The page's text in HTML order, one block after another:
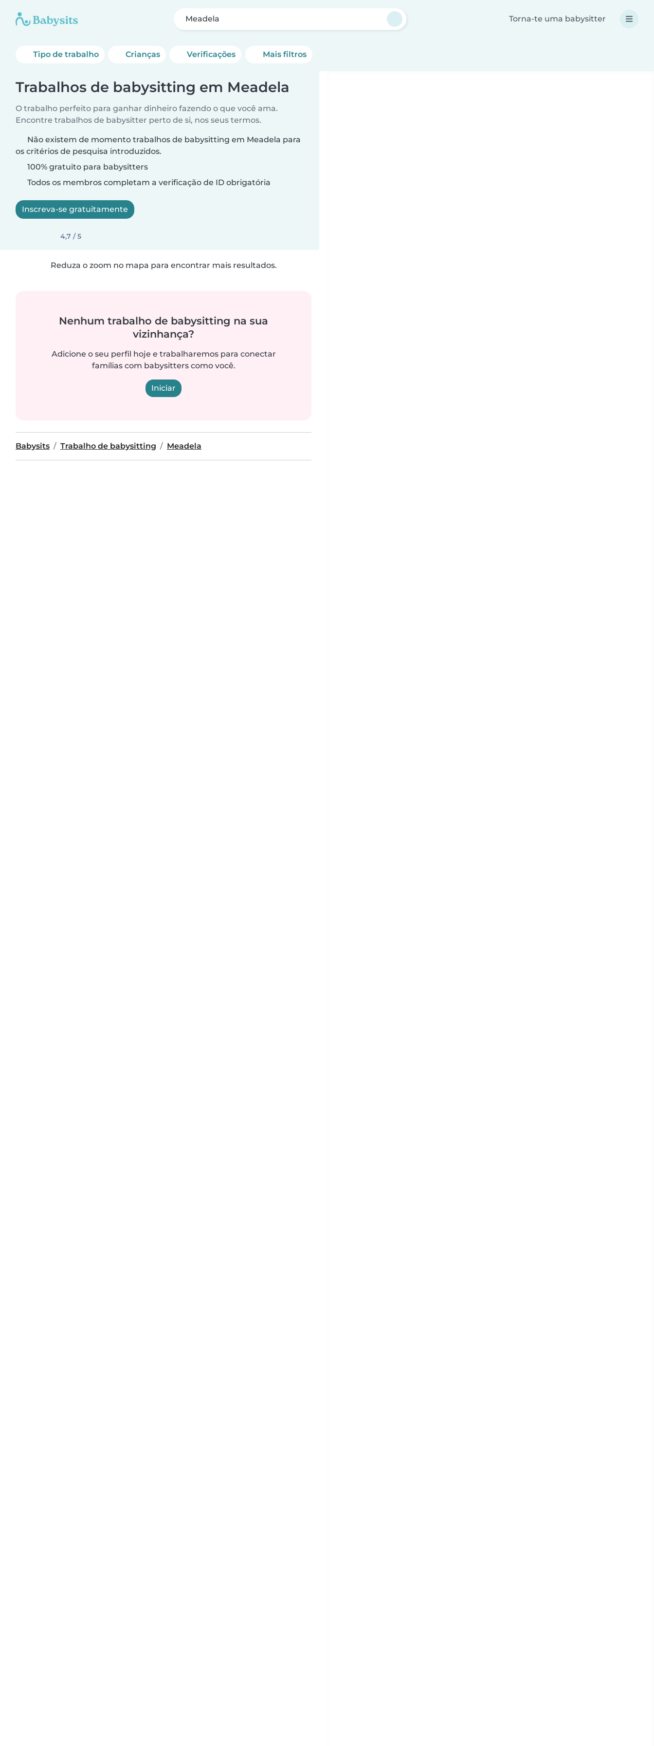
Meadela Torna-te uma babysitter
Tipo de trabalho Crianças Verificações Mais filtros
Trabalhos de babysitting em Meadela
O trabalho perfeito para ganhar dinheiro fazendo o que você ama.
Encontre trabalhos de babysitter perto de si, nos seus termos.
Não existem de momento trabalhos de babysitting em Meadela para
os critérios de pesquisa introduzidos.
100% gratuito para babysitters
Todos os membros completam a verificação de ID obrigatória
Inscreva-se gratuitamente
4,7 / 5
Reduza o zoom no mapa para encontrar mais resultados.
Nenhum trabalho de babysitting na sua
vizinhança?
Adicione o seu perfil hoje e trabalharemos para conectar
famílias com babysitters como você.
Iniciar
Babysits Trabalho de babysitting Meadela